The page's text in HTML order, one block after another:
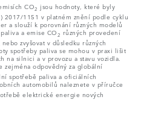
CO2 jsou hodnoty, které byly
2017/1151 v platném znění podle cyklu
a slouží k porovnání různých modelů
a emise CO2 různých provedení
zvyšovat v důsledku různých
spotřeby paliva se mohou v praxi lišit
na silnici a v provozu a stavu vozidla.
odpovědný za globální
spotřebě paliva a oficiálních
automobilů naleznete v příručce
elektrické energie nových